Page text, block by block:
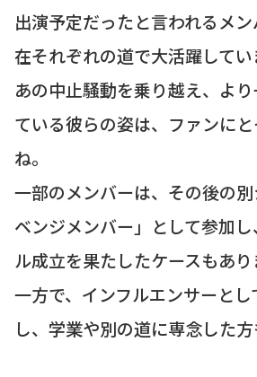
出演予定だったと言われるメ
在それぞれの道で大活躍してい
あの中止騒動を乗り越え、よ
ている彼らの姿は、ファンに
ね。
一部のメンバーは、その後の
ベンジメンバー」として参加
ル成立を果たしたケースもあり
一方で、インフルエンサーと
し、学業や別の道に専念した方